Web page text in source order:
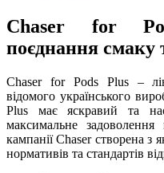
Chaser for
поєднання смаку
Chaser for Pods Plus –
відомого українського
Plus має яскравий та
максимальне
кампанії Chaser створена з
нормативів та стандартів